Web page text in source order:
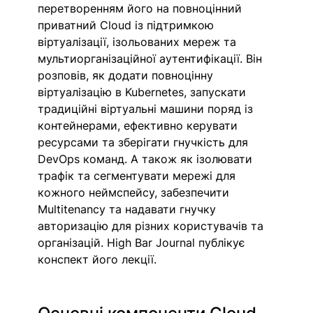
перетворенням його на повноцінний
приватний Cloud із підтримкою
віртуалізації, ізольованих мереж та
мультиорганізаційної аутентифікації. Він
розповів, як додати повноцінну
віртуалізацію в Kubernetes, запускати
традиційні віртуальні машини поряд із
контейнерами, ефективно керувати
ресурсами та зберігати гнучкість для
DevOps команд. А також як ізолювати
трафік та сегментувати мережі для
кожного неймспейсу, забезпечити
Multitenancy та надавати гнучку
авторизацію для різних користувачів та
організацій. High Bar Journal публікує
конспект його лекції.